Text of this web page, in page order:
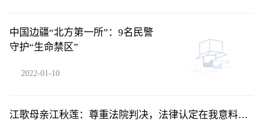
中国边疆“北方第一所”：9名民警
守护“生命禁区”
2022-01-10
江歌母亲江秋莲：尊重法院判决，法律认定在我意料之